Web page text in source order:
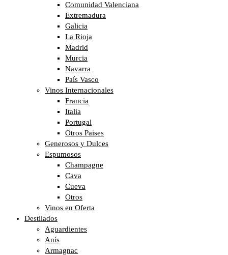
Comunidad Valenciana
Extremadura
Galicia
La Rioja
Madrid
Murcia
Navarra
País Vasco
Vinos Internacionales
Francia
Italia
Portugal
Otros Paises
Generosos y Dulces
Espumosos
Champagne
Cava
Cueva
Otros
Vinos en Oferta
Destilados
Aguardientes
Anís
Armagnac